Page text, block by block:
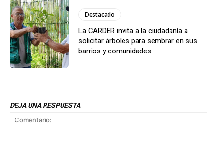
Destacado
La CARDER invita a la ciudadanía a
solicitar árboles para sembrar en sus
barrios y comunidades
DEJA UNA RESPUESTA